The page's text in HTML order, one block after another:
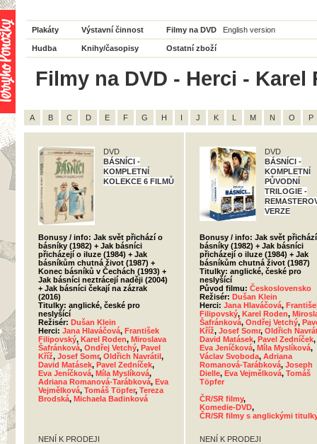
Plakáty Výstavní činnost Filmy na DVD English version
Hudba Knihy/časopisy Ostatní zboží
Filmy na DVD - Herci - Karel
A B C D E F G H I J K L M N O P
DVD
BÁSNÍCI -
KOMPLETNÍ
KOLEKCE 6 FILMŮ
Bonusy / info: Jak svět přichází o
básníky (1982) + Jak básníci
přicházejí o iluze (1984) + Jak
básníkům chutná život (1987) +
Konec básníků v Čechách (1993) +
Jak básníci neztrácejí naději (2004)
+ Jak básníci čekají na zázrak
(2016)
Titulky: anglické, české pro
neslyšící
Režisér: Dušan Klein
Herci: Jana Hlaváčová, František
Filipovský, Karel Roden, Miroslava
Šafránková, Ondřej Vetchý, Pavel
Kříž, Josef Somr, Oldřich Navrátil,
David Matásek, Pavel Zedníček,
Eva Jeníčková, Míla Myslíková,
Adriana Romanová-Tarábková, Eva
Vejmělková, Tomáš Töpfer, Tereza
Brodská, Michaela Badinková
NENÍ K PRODEJI
DVD
BÁSNÍCI -
KOMPLETNÍ
PŮVODNÍ
TRILOGIE -
VERZE
Bonusy / info: Jak svět
básníky (1982) + Jak básníci
přicházejí o iluze (1984) + Jak
básníkům chutná život (1987)
Titulky: anglické, české pro
neslyšící
Původ filmu: Československo
Režisér: Dušan Klein
Herci: Jana Hlaváčová,
Filipovský, Karel Roden,
Šafránková, Ondřej Vetchý,
Kříž, Josef Somr, Oldřich
David Matásek, Pavel Zedníček,
Eva Jeníčková, Míla Myslíková,
Václav Svoboda, Adriana
Romanová-Tarábková, Joseph
Dielle, Eva Vejmělková, Tomáš
Töpfer
ČR/SR filmy,
Komedie-DVD,
ČR/SR filmy s anglickými
NENÍ K PRODEJI